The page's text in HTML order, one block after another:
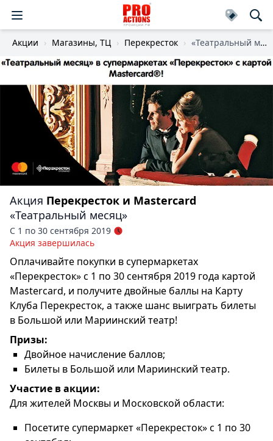
Акции Магазины, ТЦ Перекресток «Театральный месяц»
Акция Перекресток и Mastercard
«Театральный месяц»
С 1 по 30 сентября 2019
Акция завершилась
Оплачивайте покупки в супермаркетах
«Перекресток» с 1 по 30 сентября 2019 года картой
Mastercard, и получите двойные баллы на Карту
Клуба Перекресток, а также шанс выиграть билеты
в Большой или Мариинский театр!
Призы:
Двойное начисление баллов;
Билеты в Большой или Мариинский театр.
Участие в акции:
Для жителей Москвы и Московской области:
Посетите супермаркет «Перекресток» с 1 по 30